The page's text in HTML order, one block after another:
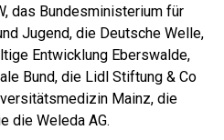
das Bundesministerium für
Jugend, die Deutsche Welle,
Entwicklung Eberswalde,
Bund, die Lidl Stiftung & Co
Mainz, die
die Weleda AG.